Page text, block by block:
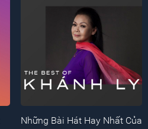
Những Bài Hát Hay Nhất Của